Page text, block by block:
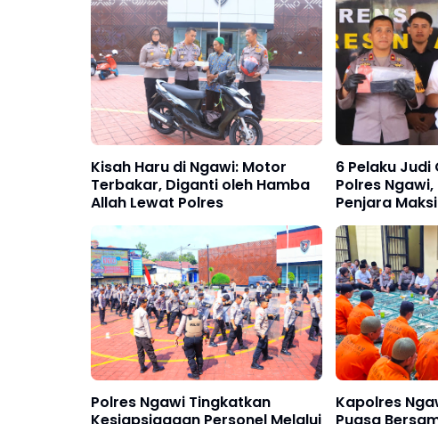
Kisah Haru di Ngawi: Motor
Terbakar, Diganti oleh Hamba
Allah Lewat Polres
6 Pelaku Judi
Polres
Penjara
Polres Ngawi Tingkatkan
Kesiapsiagaan Personel Melalui
Kapolres
Puasa